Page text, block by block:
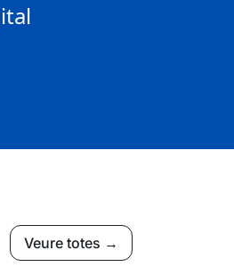
Veure totes →